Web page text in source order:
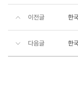
이전글 한
다음글